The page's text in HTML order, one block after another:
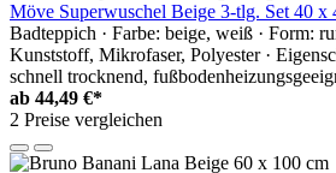
Möve Superwuschel Beige 3-tlg. Set 40 x
Badteppich · Farbe: beige, weiß · Form:
Kunststoff, Mikrofaser, Polyester ·
schnell trocknend,
ab 44,49 €*
2 Preise vergleichen